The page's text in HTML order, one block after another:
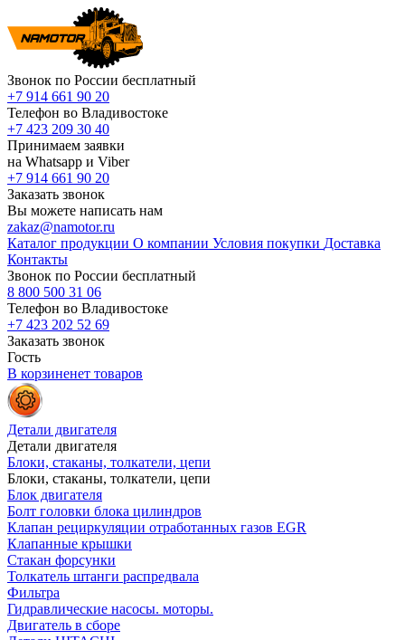
Звонок по России бесплатный
+7 914 661 90 20
Телефон во Владивостоке
+7 423 209 30 40
Принимаем заявки
на Whatsapp и Viber
+7 914 661 90 20
Заказать звонок
Вы можете написать нам
zakaz@namotor.ru
Каталог продукции О компании Условия покупки Доставка
Контакты
Звонок по России бесплатный
8 800 500 31 06
Телефон во Владивостоке
+7 423 202 52 69
Заказать звонок
Гость
В корзиненет товаров
Детали двигателя
Детали двигателя
Блоки, стаканы, толкатели, цепи
Блоки, стаканы, толкатели, цепи
Блок двигателя
Болт головки блока цилиндров
Клапан рециркуляции отработанных газов EGR
Клапанные крышки
Стакан форсунки
Толкатель штанги распредвала
Фильтра
Гидравлические насосы. моторы.
Двигатель в сборе